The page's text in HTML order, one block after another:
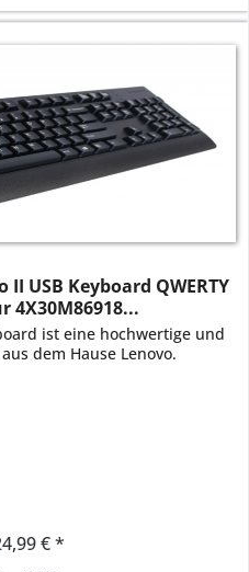
USB Keyboard QWERTY
4X30M86918...
ist eine hochwertige und
dem Hause Lenovo.
€ *